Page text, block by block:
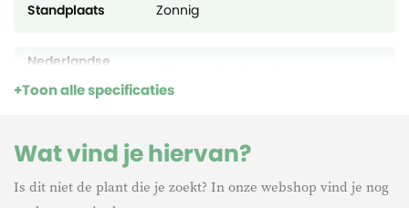
Standplaats Zonnig
Nederlandse
Levensduur Meerjarig
Toon alle specificaties
Wat vind je hiervan?
Is dit niet de plant die je zoekt? In onze webshop vind je nog